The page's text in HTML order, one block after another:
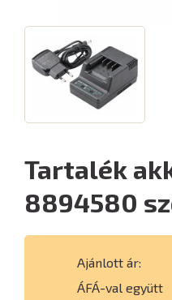
Tartalék
8894580
Ajánlott ár:
ÁFÁ-val együtt